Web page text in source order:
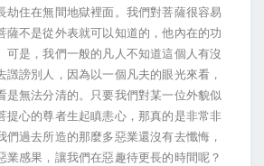
劫住在無間地獄裡面。我們對菩薩很容易
薩不是從外表就可以知道的，他內在的功
可是，我們一般的凡人不知道這個人有沒
譭謗別人，因為以一個凡夫的眼光來看，
是無法分清的。只要我們對某一位外貌似
提心的尊者生起瞋恚心，那真的是非常非
們過去所造的那麼多惡業還沒有去懺悔，
業感果，讓我們在惡趣待更長的時間呢？